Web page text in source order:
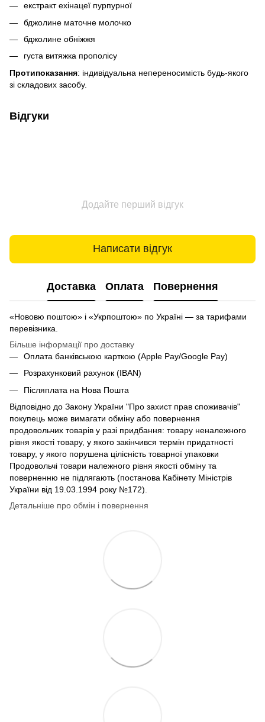
екстракт ехінацеї пурпурної
бджолине маточне молочко
бджолине обніжжя
густа витяжка прополісу
Протипоказання: індивідуальна непереносимість будь-якого
зі складових засобу.
Відгуки
Додайте перший відгук
Написати відгук
Доставка Оплата Повернення
«Нововю поштою» і «Укрпоштою» по Україні — за тарифами
перевізника.
Більше інформації про доставку
Оплата банківською карткою (Apple Pay/Google Pay)
Розрахунковий рахунок (IBAN)
Післяплата на Нова Пошта
Відповідно до Закону України "Про захист прав споживачів"
покупець може вимагати обміну або повернення
продовольчих товарів у разі придбання: товару неналежного
рівня якості товару, у якого закінчився термін придатності
товару, у якого порушена цілісність товарної упаковки
Продовольчі товари належного рівня якості обміну та
поверненню не підлягають (постанова Кабінету Міністрів
України від 19.03.1994 року №172).
Детальніше про обмін і повернення